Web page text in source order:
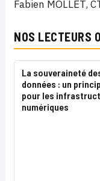
Fabien MOLLET,
NOS LECTEURS
La souveraineté
données : un
pour les
numériques